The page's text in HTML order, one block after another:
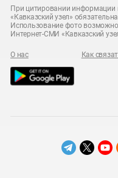
При цитировании информации
«Кавказский узел» обязательна
Использование фото возможно
Интернет-СМИ «Кавказский
О нас Как